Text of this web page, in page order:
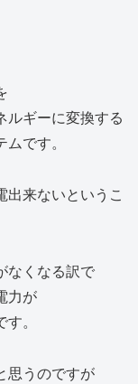
ルギーに変換する
です。
出来ないというこ
なくなる訳で
力が
。
思うのですが